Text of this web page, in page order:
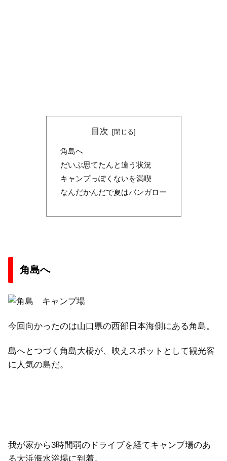
目次
角島へ
だいぶ思てたんと違う状況
キャンプっぽくないを満喫
なんだかんだで夏はバンガロー
角島へ
今回向かったのは山口県の西部日本海側にある角島。
島へとつづく角島大橋が、映えスポットとして観光客
に人気の島だ。
我が家から3時間弱のドライブを経てキャンプ場のあ
る大浜海水浴場に到着。